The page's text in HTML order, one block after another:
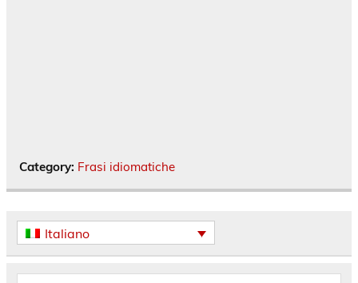
Category: Frasi idiomatiche
Italiano